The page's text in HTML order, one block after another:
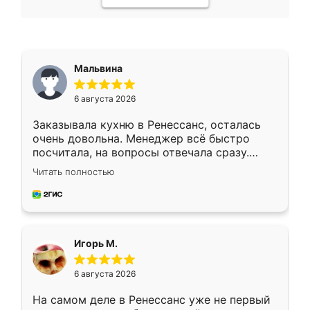
Мальвина
6 августа 2026
Заказывала кухню в Ренессанс, осталась
очень довольна. Менеджер всё быстро
посчитала, на вопросы отвечала сразу.
Замерщик приехал в субботу, подошёл к
делу со всей ответственностью. Собрали
за день, ребята работали аккуратно, даже
Читать полностью
Игорь М.
6 августа 2026
На самом деле в Ренессанс уже не первый